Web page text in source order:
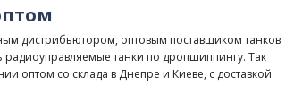
дистрибьютором, оптовым поставщиком танков
танки по дропшиппингу. Так
оптом со склада в Днепре и Киеве, с доставкой